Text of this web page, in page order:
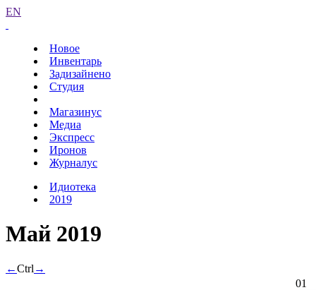
EN
Новое
Инвентарь
Задизайнено
Студия
Магазинус
Медиа
Экспресс
Иронов
Журналус
Идиотека
2019
Май 2019
←Ctrl →
01